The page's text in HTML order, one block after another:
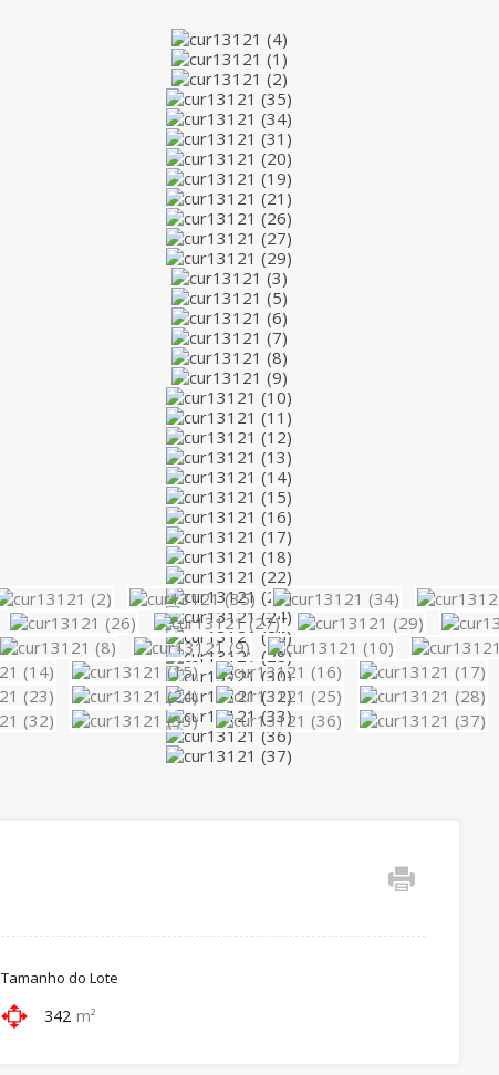
Tamanho do Lote
342 m²